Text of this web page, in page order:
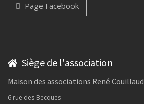
Page Facebook
Siège de l'association
Maison des associations René Couillaud
6 rue des Becques